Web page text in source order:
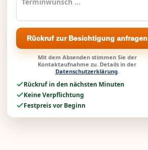
Rückruf zur Besichtigung anfragen
Mit dem Absenden stimmen Sie der
Kontaktaufnahme zu. Details in der
Datenschutzerklärung.
Rückruf in den nächsten Minuten
Keine Verpflichtung
Festpreis vor Beginn